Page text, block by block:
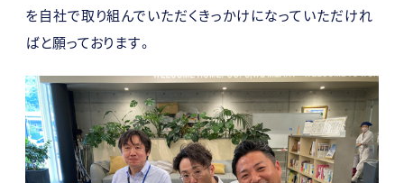
を自社で取り組んでいただくきっかけになっていただけれ
ばと願っております。